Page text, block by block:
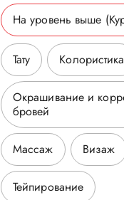
На уровень выше
Тату Колористика
Окрашивание и
бровей
Массаж Визаж
Тейпирование